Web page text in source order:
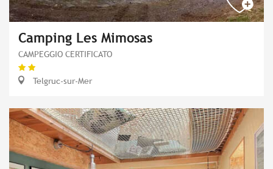
Camping Les Mimosas
CAMPEGGIO CERTIFICATO
Telgruc-sur-Mer